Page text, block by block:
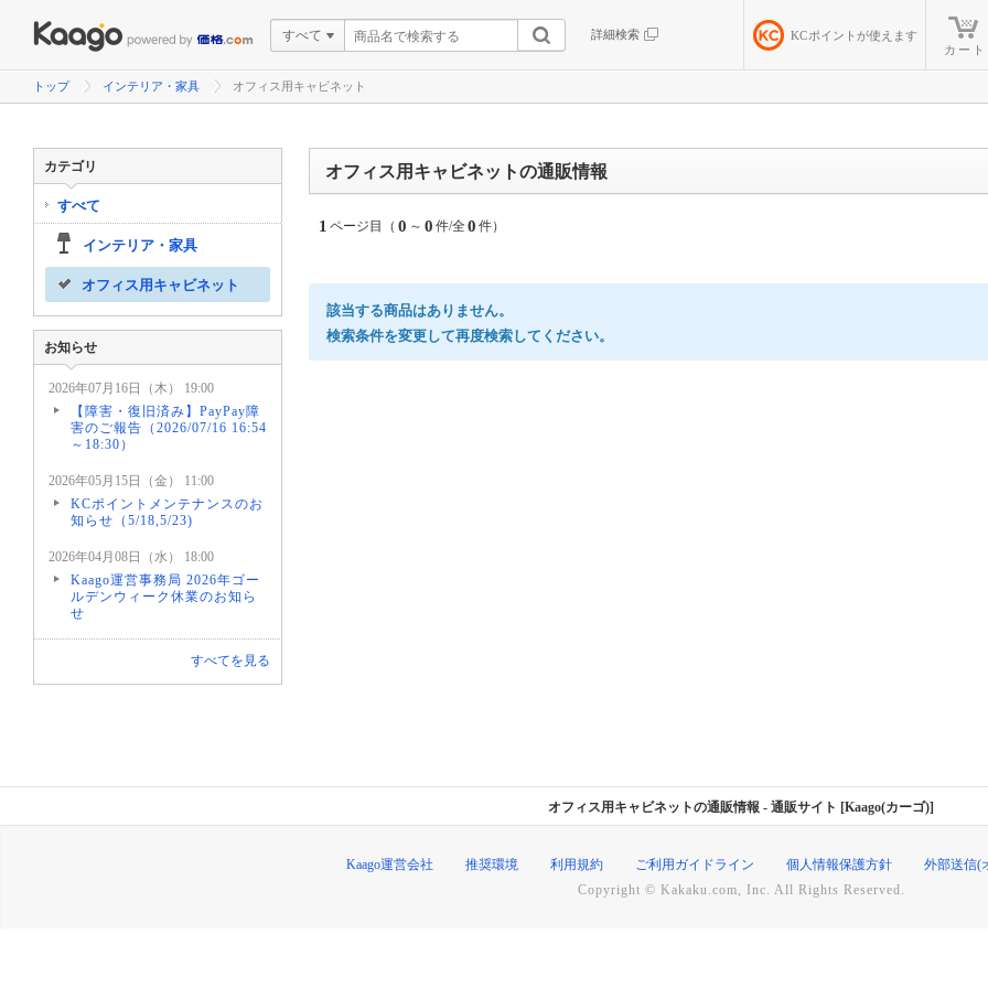
すべて 詳細検索 KCポイントが使えます
カート
トップ インテリア・家具 オフィス用キャビネット
オフィス用キャビネットの通販情報
1 ページ目（ 0 ～ 0 件/全0 件）
該当する商品はありません。
検索条件を変更して再度検索してください。
カテゴリ
すべて
インテリア・家具
オフィス用キャビネット
お知らせ
2026年07月16日（木） 19:00
【障害・復旧済み】PayPay障
害のご報告（2026/07/16 16:54
～18:30）
2026年05月15日（金） 11:00
KCポイントメンテナンスのお
知らせ（5/18,5/23)
2026年04月08日（水） 18:00
Kaago運営事務局 2026年ゴー
ルデンウィーク休業のお知ら
せ
すべてを見る
オフィス用キャビネットの通販情報 - 通販サイト [Kaago(カーゴ)]
Kaago運営会社 推奨環境 利用規約 ご利用ガイドライン 個人情報保護方針 外部送信(
Copyright © Kakaku.com, Inc. All Rights Reserved.